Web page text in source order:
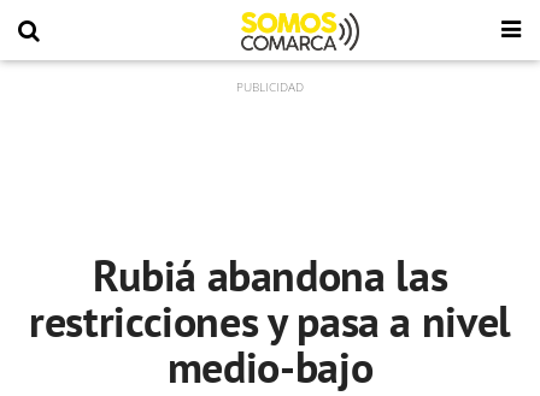
Rubiá abandona las
restricciones y pasa a nivel
medio-bajo